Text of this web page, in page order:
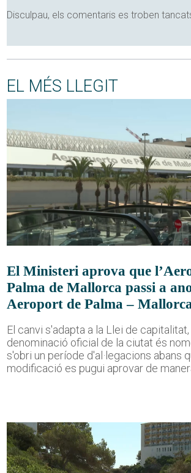
Disculpau, els comentaris es troben
EL MÉS LLEGIT
El Ministeri aprova que
Palma de Mallorca passi a
Aeroport de Palma –
El canvi s'adapta a la Llei de
denominació oficial de la ciutat és
s'obri un període d'al·legacions abans
modificació es pugui aprovar de